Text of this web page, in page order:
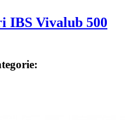
IBS Vivalub 500